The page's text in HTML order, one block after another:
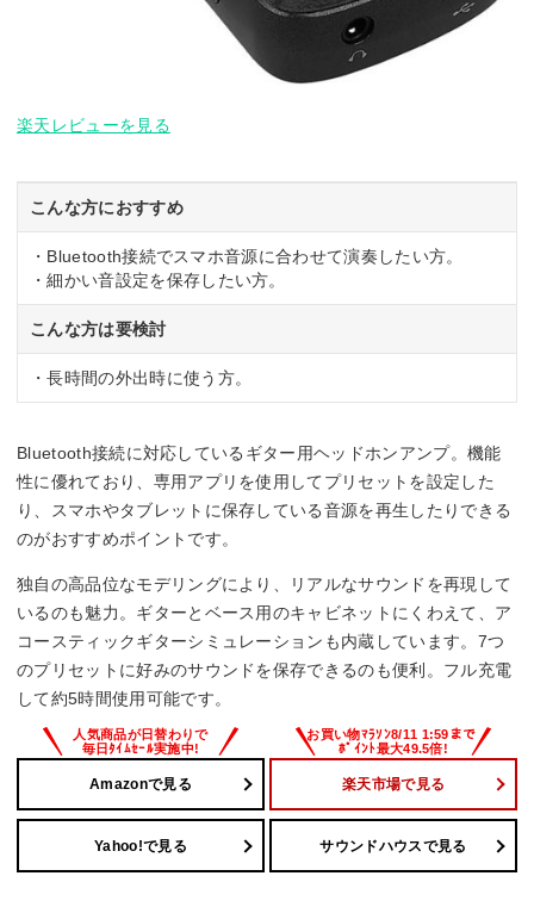
楽天レビューを見る
こんな方におすすめ
・Bluetooth接続でスマホ音源に合わせて演奏したい方。
・細かい音設定を保存したい方。
こんな方は要検討
・長時間の外出時に使う方。
Bluetooth接続に対応しているギター用ヘッドホンアンプ。機能
性に優れており、専用アプリを使用してプリセットを設定した
り、スマホやタブレットに保存している音源を再生したりできる
のがおすすめポイントです。
独自の高品位なモデリングにより、リアルなサウンドを再現して
いるのも魅力。ギターとベース用のキャビネットにくわえて、ア
コースティックギターシミュレーションも内蔵しています。7つ
のプリセットに好みのサウンドを保存できるのも便利。フル充電
して約5時間使用可能です。
Amazonで見る 楽天市場で見る
Yahoo!で見る サウンドハウスで見る